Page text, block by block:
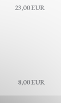
23,00 EUR
8,00 EUR